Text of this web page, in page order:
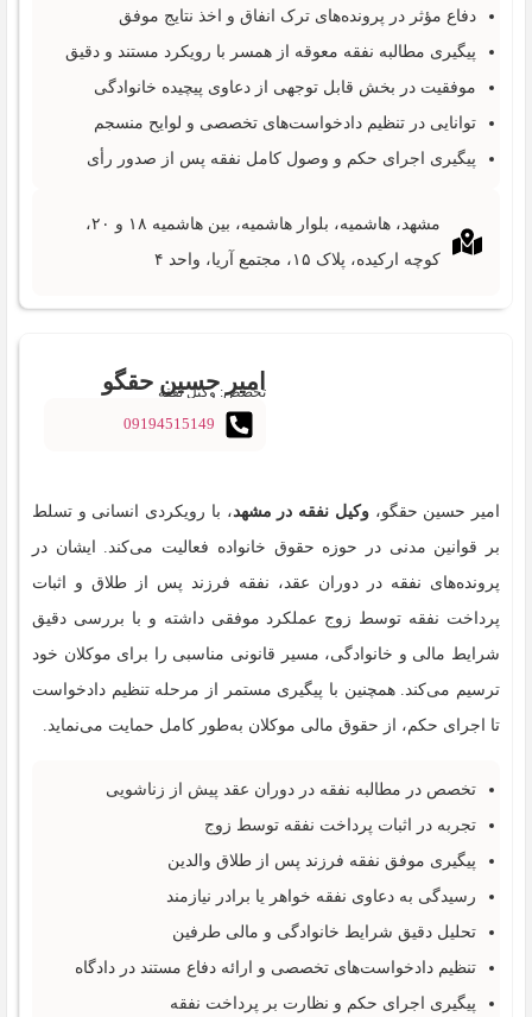
دفاع مؤثر در پرونده‌های ترک انفاق و اخذ نتایج موفق
پیگیری مطالبه نفقه معوقه از همسر با رویکرد مستند و دقیق
موفقیت در بخش قابل توجهی از دعاوی پیچیده خانوادگی
توانایی در تنظیم دادخواست‌های تخصصی و لوایح منسجم
پیگیری اجرای حکم و وصول کامل نفقه پس از صدور رأی
مشهد، هاشمیه، بلوار هاشمیه، بین هاشمیه ۱۸ و ۲۰،
کوچه ارکیده، پلاک ۱۵، مجتمع آریا، واحد ۴
امیر حسین حقگو
تخصص: وکیل نفقه
09194515149
امیر حسین حقگو،وکیل نفقه در مشهد، با رویکردی انسانی و تسلط
بر قوانین مدنی در حوزه حقوق خانواده فعالیت می‌کند. ایشان در
پرونده‌های نفقه در دوران عقد، نفقه فرزند پس از طلاق و اثبات
پرداخت نفقه توسط زوج عملکرد موفقی داشته و با بررسی دقیق
شرایط مالی و خانوادگی، مسیر قانونی مناسبی را برای موکلان خود
ترسیم می‌کند. همچنین با پیگیری مستمر از مرحله تنظیم دادخواست
تا اجرای حکم، از حقوق مالی موکلان به‌طور کامل حمایت می‌نماید.
تخصص در مطالبه نفقه در دوران عقد پیش از زناشویی
تجربه در اثبات پرداخت نفقه توسط زوج
پیگیری موفق نفقه فرزند پس از طلاق والدین
رسیدگی به دعاوی نفقه خواهر یا برادر نیازمند
تحلیل دقیق شرایط خانوادگی و مالی طرفین
تنظیم دادخواست‌های تخصصی و ارائه دفاع مستند در دادگاه
پیگیری اجرای حکم و نظارت بر پرداخت نفقه